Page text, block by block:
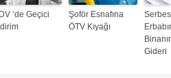
‘de Geçici
Şoför Esnafına
ÖTV Kıyağı
Gideri